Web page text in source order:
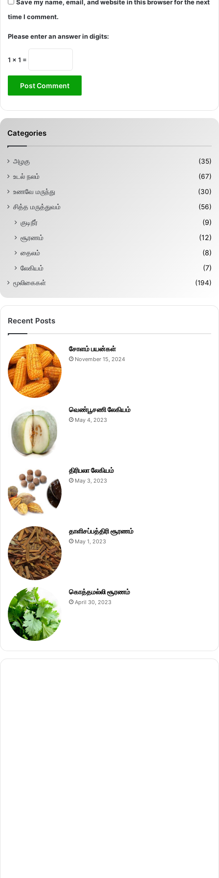
Save my name, email, and website in this browser for the next
time I comment.
Please enter an answer in digits:
1 × 1 =
Categories
அழகு
(35)
உடல் நலம்
(67)
உணவே மருந்து
(30)
சித்த மருத்துவம்
(56)
குடிநீர்
(9)
சூரணம்
(12)
தைலம்
(8)
லேகியம்
(7)
மூலிகைகள் (194)
Recent Posts
சோளம் பயன்கள்
November 15, 2024
வெண்பூசணி லேகியம்
May 4, 2023
திரிபலா லேகியம்
May 3, 2023
தாளிசப்பத்திரி சூரணம்
May 1, 2023
கொத்தமல்லி சூரணம்
April 30, 2023